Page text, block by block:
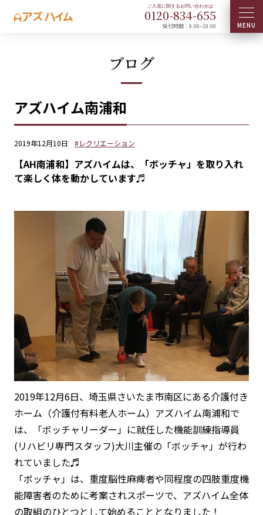
0120-834-655
受付時間：9:00~18:00
ブログ
アズハイム南浦和
2019年12月10日 #レクリエーション
【AH南浦和】アズハイムは、「ボッチャ」を取り入れ
て楽しく体を動かしています♬
2019年12月6日、埼玉県さいたま市南区にある介護付き
ホーム（介護付有料老人ホーム）アズハイム南浦和で
は、「ボッチャリーダー」に就任した機能訓練指導員
(リハビリ専門スタッフ)大川主催の「ボッチャ」が行わ
れていました♬
「ボッチャ」は、重度脳性麻痺者や同程度の四肢重度機
能障害者のために考案されスポーツで、アズハイム全体
の取組のひとつとして始めることとなりました！